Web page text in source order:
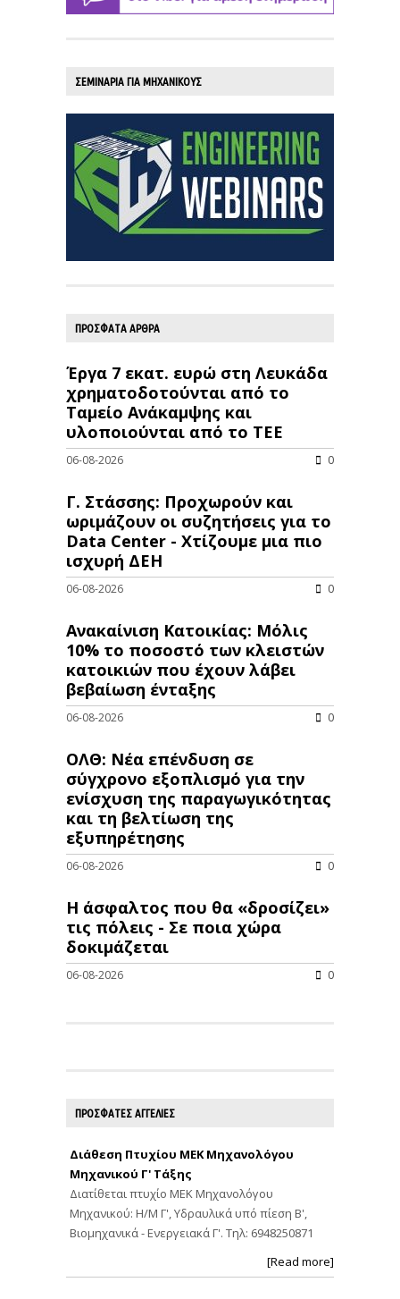
ΣΕΜΙΝΑΡΙΑ ΓΙΑ ΜΗΧΑΝΙΚΟΥΣ
ΠΡΟΣΦΑΤΑ ΑΡΘΡΑ
Έργα 7 εκατ. ευρώ στη Λευκάδα
χρηματοδοτούνται από το
Ταμείο Ανάκαμψης και
υλοποιούνται από το ΤΕΕ
06-08-2026 0
Γ. Στάσσης: Προχωρούν και
ωριμάζουν οι συζητήσεις για το
Data Center - Χτίζουμε μια πιο
ισχυρή ΔΕΗ
06-08-2026 0
Ανακαίνιση Κατοικίας: Μόλις
10% το ποσοστό των κλειστών
κατοικιών που έχουν λάβει
βεβαίωση ένταξης
06-08-2026 0
ΟΛΘ: Νέα επένδυση σε
σύγχρονο εξοπλισμό για την
ενίσχυση της παραγωγικότητας
και τη βελτίωση της
εξυπηρέτησης
06-08-2026 0
Η άσφαλτος που θα «δροσίζει»
τις πόλεις - Σε ποια χώρα
δοκιμάζεται
06-08-2026 0
ΠΡΟΣΦΑΤΕΣ ΑΓΓΕΛΙΕΣ
Διάθεση Πτυχίου ΜΕΚ Μηχανολόγου
Μηχανικού Γ' Τάξης
Διατίθεται πτυχίο ΜΕΚ Μηχανολόγου
Μηχανικού: Η/Μ Γ', Υδραυλικά υπό πίεση Β',
Βιομηχανικά - Ενεργειακά Γ'. Τηλ: 6948250871
[Read more]